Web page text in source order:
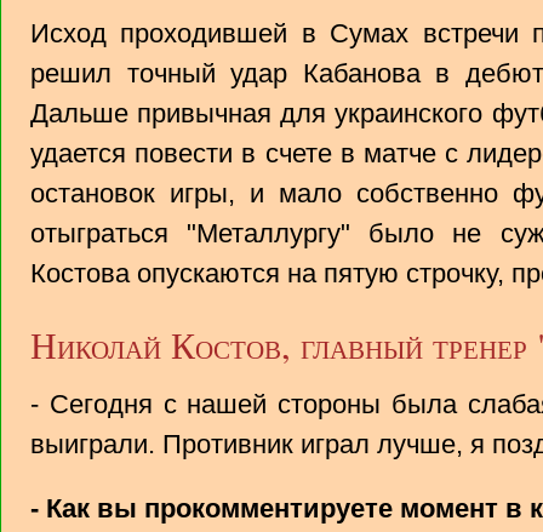
Исход проходившей в Сумах встречи
решил точный удар Кабанова в
Дальше привычная для украинского
удается повести в счете в матче с
остановок игры, и мало собственно
отыграться "Металлургу" было не
Костова опускаются на пятую строчку,
Николай Костов, главный
- Сегодня с нашей стороны была
выиграли. Противник играл лучше, я
- Как вы прокомментируете момент в